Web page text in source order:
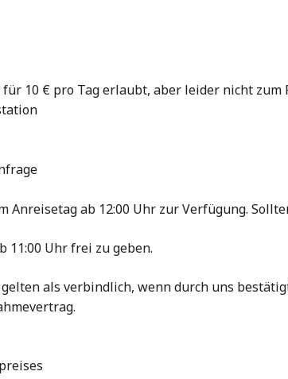
10 € pro Tag erlaubt, aber leider nicht zum
Anreisetag ab 12:00 Uhr zur Verfügung.
11:00 Uhr frei zu geben.
als verbindlich, wenn durch uns